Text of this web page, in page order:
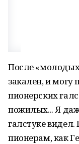
После
закален, и могу
пионерских
пожилых... Я
галстуке
пионерам, как